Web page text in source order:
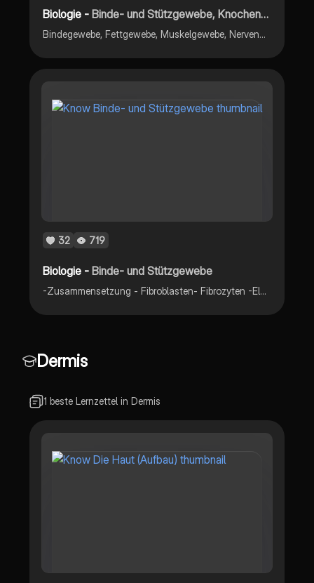
Biologie -Binde- und Stützgewebe, Knochen, Knorpel
Bindegewebe, Fettgewebe, Muskelgewebe, Nervengewebe
32 719
Biologie -Binde- und Stützgewebe
-Zusammensetzung - Fibroblasten- Fibrozyten -Elastin und Kollagen -Fettgeweben -Bindegeweben -Bildung von Narben
Dermis
1 beste Lernzettel in Dermis